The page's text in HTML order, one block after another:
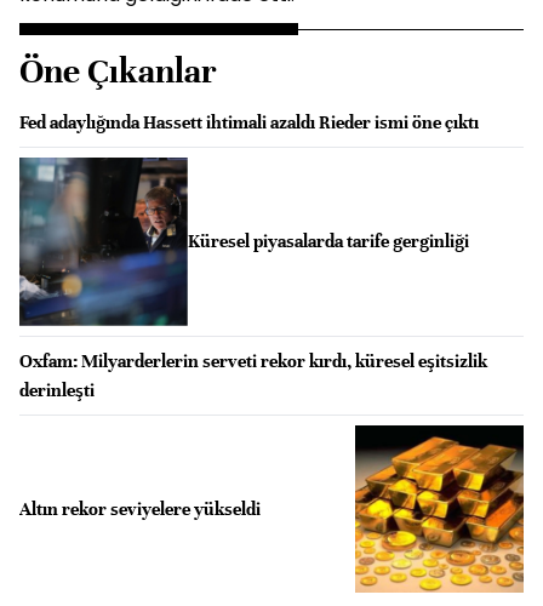
Öne Çıkanlar
Fed adaylığında Hassett ihtimali azaldı Rieder ismi öne çıktı
Küresel piyasalarda tarife gerginliği
Oxfam: Milyarderlerin serveti rekor kırdı, küresel eşitsizlik
derinleşti
Altın rekor seviyelere yükseldi